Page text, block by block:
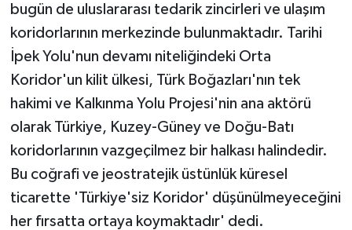
bugün de uluslararası tedarik zincirleri ve ulaşım
koridorlarının merkezinde bulunmaktadır. Tarihi
İpek Yolu'nun devamı niteliğindeki Orta
Koridor'un kilit ülkesi, Türk Boğazları'nın tek
hakimi ve Kalkınma Yolu Projesi'nin ana aktörü
olarak Türkiye, Kuzey-Güney ve Doğu-Batı
koridorlarının vazgeçilmez bir halkası halindedir.
Bu coğrafi ve jeostratejik üstünlük küresel
ticarette 'Türkiye'siz Koridor' düşünülmeyeceğini
her fırsatta ortaya koymaktadır' dedi.